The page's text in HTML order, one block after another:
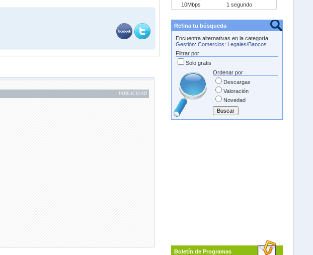
PUBLICIDAD
10Mbps
1 segundo
Refina tu búsqueda
Encuentra alternativas en la categoría
Gestión: Comercios: Legales/Bancos
Filtrar por
Solo gratis
Ordenar por
Descargas
Valoración
Novedad
Boletín de Programas